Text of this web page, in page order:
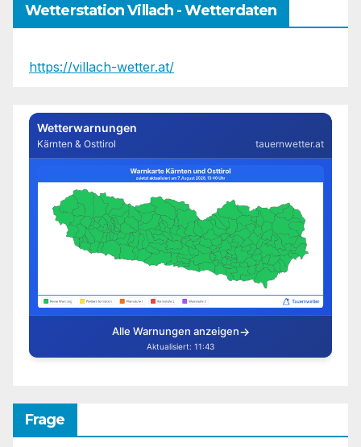
Wetterstation Villach - Wetterdaten
https://villach-wetter.at/
Frage